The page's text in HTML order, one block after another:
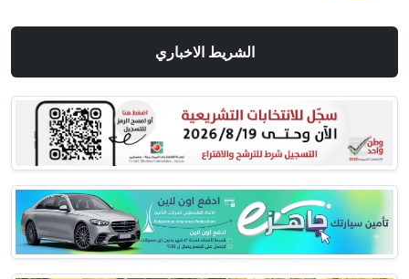
الشريط الاخباري